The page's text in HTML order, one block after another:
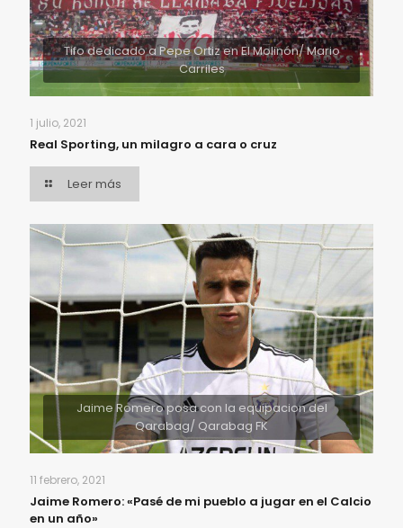
Tifo dedicado a Pepe Ortiz en El Molinón/ Mario
Carriles
1 julio, 2021
Real Sporting, un milagro a cara o cruz
Leer más
Jaime Romero posa con la equipacion del
Qarabag/ Qarabag FK
11 febrero, 2021
Jaime Romero: «Pasé de mi pueblo a jugar en el Calcio
en un año»